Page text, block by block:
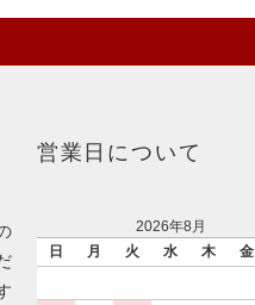
営業日について
2026年8月
日
月 火 水 木 金